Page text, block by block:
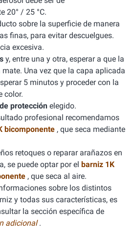
20° / 25 °C.
sobre la superficie de manera
finas, para evitar descuelgues.
excesiva.
y, entre una y otra, esperar a que la
Una vez que la capa aplicada
5 minutos y proceder con la
color.
protección elegido.
profesional recomendamos
bicomponente , que seca mediante
retoques o reparar arañazos en
se puede optar por el barniz 1K
, que seca al aire.
sobre los distintos
y todas sus características, es
la sección específica de
adicional.